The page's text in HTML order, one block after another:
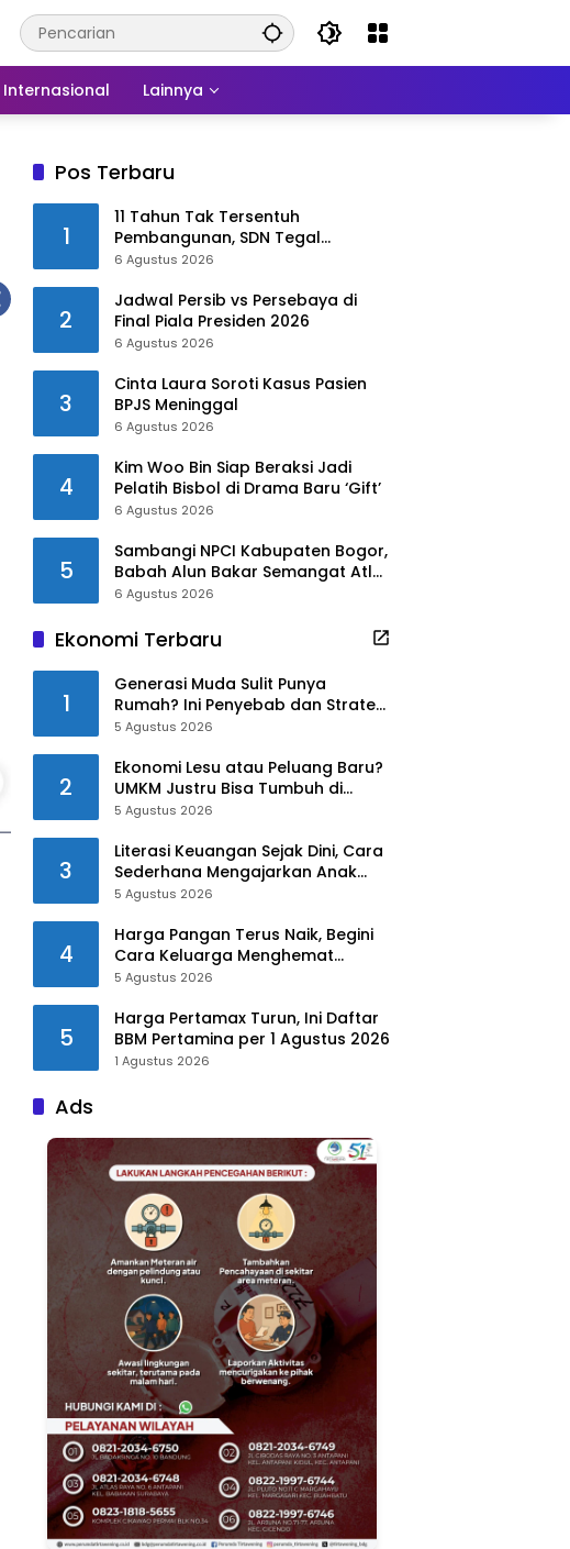
Internasional Lainnya
Pos Terbaru
1
​11 Tahun Tak Tersentuh
Pembangunan, SDN Tegal
Benteng Kini Punya Wajah Baru di
6 Agustus 2026
2
Jadwal Persib vs Persebaya di
Final Piala Presiden 2026
6 Agustus 2026
3
Cinta Laura Soroti Kasus Pasien
BPJS Meninggal
6 Agustus 2026
4
Kim Woo Bin Siap Beraksi Jadi
Pelatih Bisbol di Drama Baru ‘Gift’
6 Agustus 2026
5
Sambangi NPCI Kabupaten Bogor,
Babah Alun Bakar Semangat Atlet
Difabel dan Beri Motivasi
6 Agustus 2026
Ekonomi Terbaru
1
Generasi Muda Sulit Punya
Rumah? Ini Penyebab dan Strategi
Mengatasinya
5 Agustus 2026
2
Ekonomi Lesu atau Peluang Baru?
UMKM Justru Bisa Tumbuh di
Tengah Ketidakpastian
5 Agustus 2026
3
Literasi Keuangan Sejak Dini, Cara
Sederhana Mengajarkan Anak
Mengelola Uang
5 Agustus 2026
4
Harga Pangan Terus Naik, Begini
Cara Keluarga Menghemat
Belanja
5 Agustus 2026
5
Harga Pertamax Turun, Ini Daftar
BBM Pertamina per 1 Agustus 2026
1 Agustus 2026
Ads